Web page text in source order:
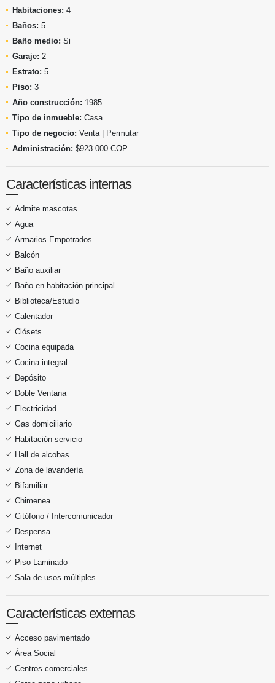
Habitaciones: 4
Baños: 5
Baño medio: Si
Garaje: 2
Estrato: 5
Piso: 3
Año construcción: 1985
Tipo de inmueble: Casa
Tipo de negocio: Venta | Permutar
Administración: $923.000 COP
Características internas
Admite mascotas
Agua
Armarios Empotrados
Balcón
Baño auxiliar
Baño en habitación principal
Biblioteca/Estudio
Calentador
Clósets
Cocina equipada
Cocina integral
Depósito
Doble Ventana
Electricidad
Gas domiciliario
Habitación servicio
Hall de alcobas
Zona de lavandería
Bifamiliar
Chimenea
Citófono / Intercomunicador
Despensa
Internet
Piso Laminado
Sala de usos múltiples
Características externas
Acceso pavimentado
Área Social
Centros comerciales